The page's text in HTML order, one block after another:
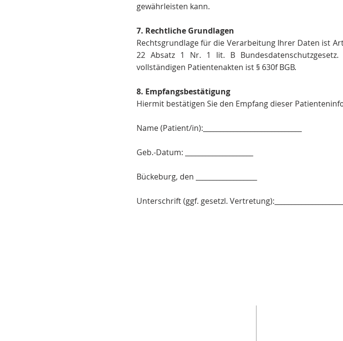
gewährleisten kann.
7. Rechtliche Grundlagen
Rechtsgrundlage für die Verarbeitung Ihrer Daten ist
22 Absatz 1 Nr. 1 lit. B
vollständigen Patientenakten ist § 630f BGB.
8. Empfangsbestätigung
Hiermit bestätigen Sie den Empfang dieser
Name (Patient/in):_____________________________
Geb.-Datum: ____________________
Bückeburg, den __________________
Unterschrift (ggf. gesetzl.